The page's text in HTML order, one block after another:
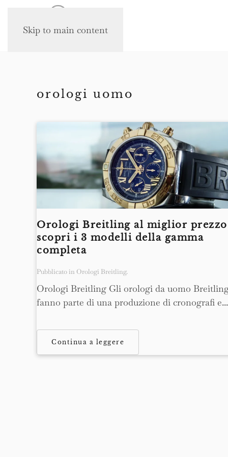
Skip to main content
orologi uomo
Orologi Breitling al miglior
scopri i 3 modelli della gamma
completa
Pubblicato in Orologi Breitling.
Orologi Breitling Gli orologi da uomo
fanno parte di una produzione di cronografi e...
Continua a leggere